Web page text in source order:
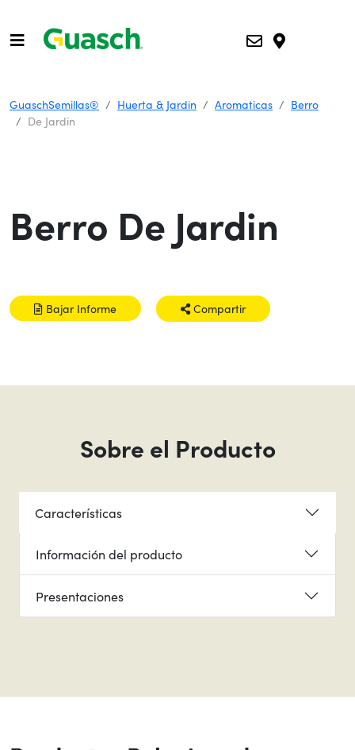
GuaschSemillas® Huerta & Jardin Aromaticas
Berro
De Jardin
Berro De Jardin
Bajar Informe Compartir
Sobre el Producto
Características
Información del producto
Presentaciones